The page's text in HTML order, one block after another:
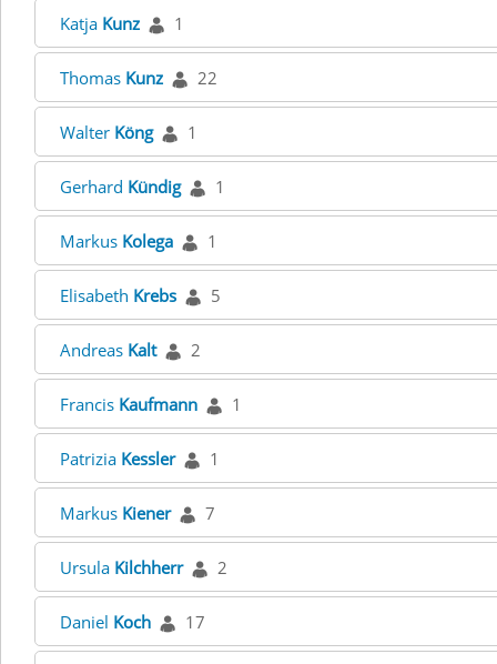
Katja Kunz 1
Thomas Kunz 22
Walter Köng 1
Gerhard Kündig 1
Markus Kolega 1
Elisabeth Krebs 5
Andreas Kalt 2
Francis Kaufmann 1
Patrizia Kessler 1
Markus Kiener 7
Ursula Kilchherr 2
Daniel Koch 17